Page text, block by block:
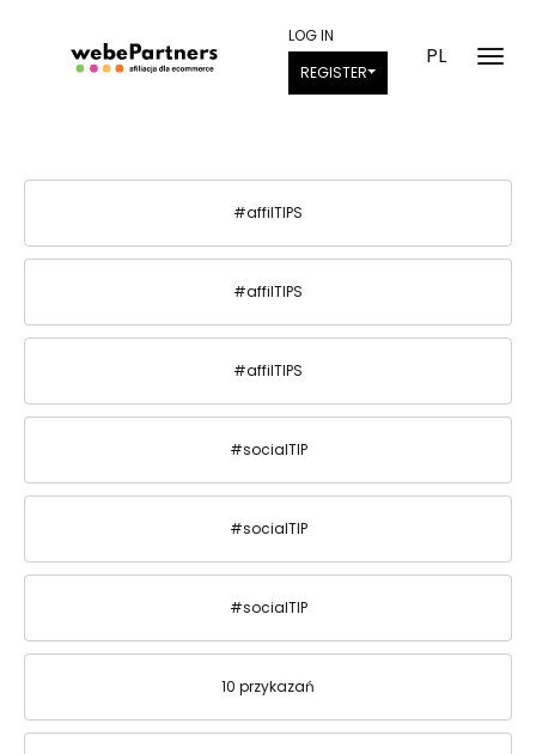
PL
LOG IN
REGISTER
#affilTIPS
#affilTIPS
#affilTIPS
#socialTIP
#socialTIP
#socialTIP
10 przykazań